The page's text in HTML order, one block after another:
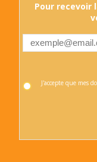
Pour recevoir
J'accepte que mes